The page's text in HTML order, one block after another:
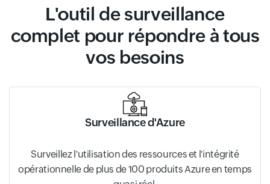
L'outil de surveillance
complet pour répondre à tous
vos besoins
Surveillance d'Azure
Surveillez l'utilisation des ressources et l'intégrité
opérationnelle de plus de 100 produits Azure en temps